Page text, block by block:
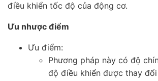
điều khiển tốc độ của động cơ.
Ưu nhược điểm
Ưu điểm:
Phương pháp này có độ
độ điều khiển được thay